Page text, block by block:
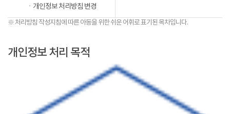
ㆍ개인정보 처리방침 변경
※ 처리방침 작성지침에 따른 아동을 위한 쉬운 어휘로 표기된 목차입니다.
개인정보 처리 목적